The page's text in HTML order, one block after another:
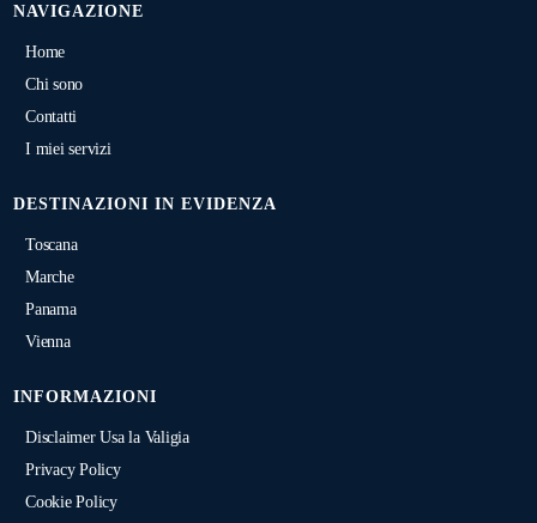
NAVIGAZIONE
Home
Chi sono
Contatti
I miei servizi
DESTINAZIONI IN EVIDENZA
Toscana
Marche
Panama
Vienna
INFORMAZIONI
Disclaimer Usa la Valigia
Privacy Policy
Cookie Policy